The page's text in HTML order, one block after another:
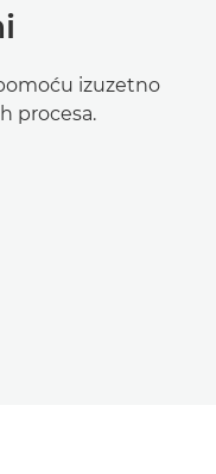
izuzetno
procesa.